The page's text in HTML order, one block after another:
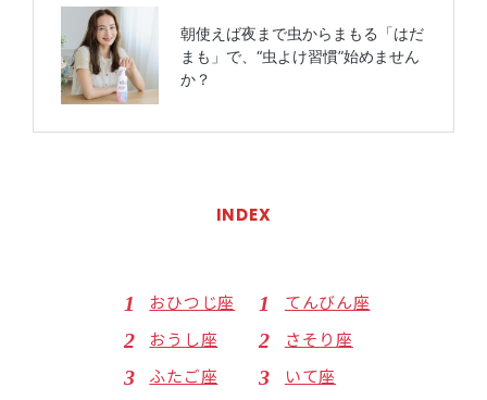
INDEX
おひつじ座
おうし座
ふたご座
てんびん座
さそり座
いて座